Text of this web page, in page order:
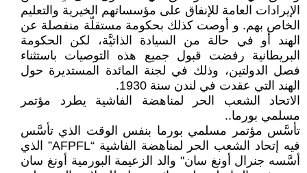
الإيرادات العامة للإنفاق على مؤسساتهم الخيرية والتعليم
الخاص بهم. و أوصت كذلك بحكومة مستقلّة منفصلة عن
الهند أو في حالة من السيادة الذاتيَّة، لكن الحكومة
البريطانية رفضت قبول جميع هذه التوصيات باستثناء
فصل الدولتين، وذلك في لجنة المائدة المستديرة حول
الهند التي عقدت في لندن سنة 1930.
الاتحاد الشعب الحر لمناهضة الفاشية يطرد مؤتمر
مسلمي بورما..
تأسَّس مؤتمر مسلمي بورما بنفس الوقت الذي تأسَّس
فيه إتحاد الشعب الحر لمناهضة الفاشية “AFPFL” الذي
أسَّسه جنرال أونغ سان" والد الزعيمة البورمية أونغ سان